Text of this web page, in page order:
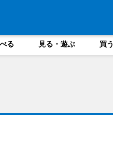
る 見る・遊ぶ 買う